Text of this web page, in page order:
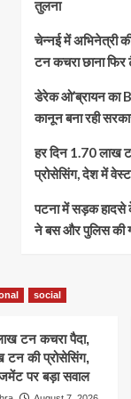
तुलना
चेन्नई में अभिनेत्री
टन कचरा छाना
डेरेक ओ’ब्रायन का
कानून बना रही
हर दिन 1.70 लाख
प्रोसेसिंग, देश में
पटना में सड़क हादसे
ने बस और पुलिस की
social
टन कचरा पैदा,
टन की प्रोसेसिंग,
पर बड़ा सवाल